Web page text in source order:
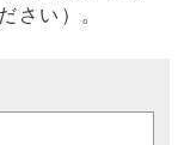
さい）。